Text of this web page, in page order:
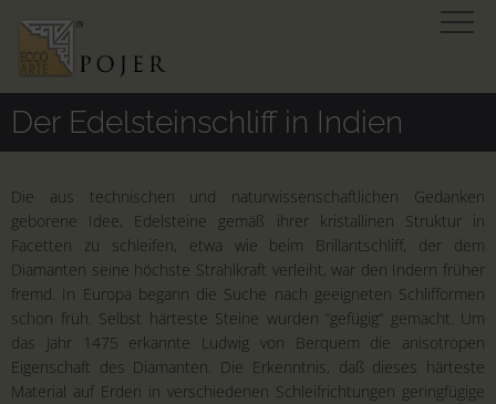
Der Edelsteinschliff in Indien
Die aus technischen und naturwissenschaftlichen Gedanken
geborene Idee, Edelsteine gemäß ihrer kristallinen Struktur in
Facetten zu schleifen, etwa wie beim Brillantschliff, der dem
Diamanten seine höchste Strahlkraft verleiht, war den Indern früher
fremd. In Europa begann die Suche nach geeigneten Schlifformen
schon früh. Selbst härteste Steine wurden “gefügig“ gemacht. Um
das Jahr 1475 erkannte Ludwig von Berquem die anisotropen
Eigenschaft des Diamanten. Die Erkenntnis, daß dieses härteste
Material auf Erden in verschiedenen Schleifrichtungen geringfügige